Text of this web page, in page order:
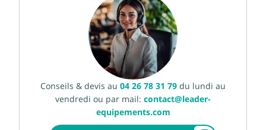
Conseils & devis au 04 26 78 31 79 du lundi au
vendredi ou par mail: contact@leader-
equipements.com